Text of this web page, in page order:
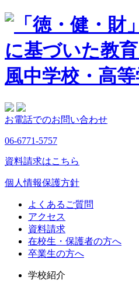
お電話でのお問い合わせ
06-6771-5757
資料請求はこちら
個人情報保護方針
よくあるご質問
アクセス
資料請求
在校生・保護者の方へ
卒業生の方へ
学校紹介